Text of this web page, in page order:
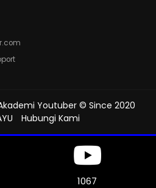
Youtuber © Since 2020
Hubungi Kami
1183